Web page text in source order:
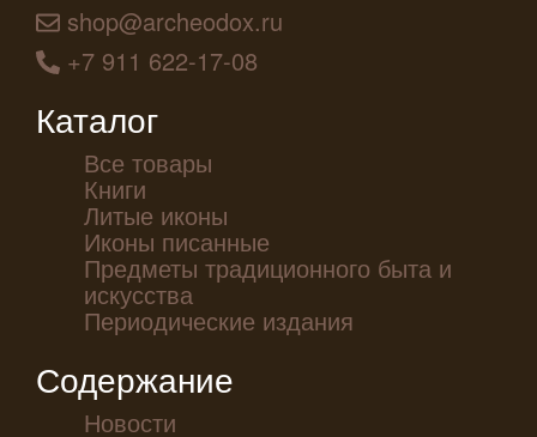
shop@archeodox.ru
+7 911 622-17-08
Каталог
Все товары
Книги
Литые иконы
Иконы писанные
Предметы традиционного быта и
искусства
Периодические издания
Содержание
Новости